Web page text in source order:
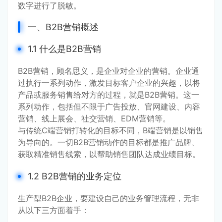
数字进行了脱敏。
一、B2B营销概述
1.1 什么是B2B营销
B2B营销，顾名思义，是企业对企业的营销。企业通
过执行一系列动作，激发目标客户企业的兴趣，以将
产品或服务销售给对方的过程，就是B2B营销。这一
系列动作，包括但不限于广告投放、官网建设、内容
营销、线上展会、社交营销、EDM营销等。
与传统C端营销打转化的目标不同，B端营销是以销售
为导向的。一切B2B营销动作的目标都是推广品牌、
获取精准销售线索，以帮助销售团队达成业绩目标。
1.2 B2B营销的业务定位
生产型B2B企业，要建设自己的业务管理流程，无非
从以下三方面着手：